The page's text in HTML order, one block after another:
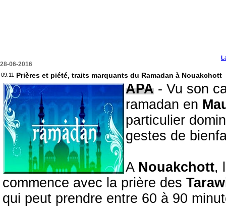
28-06-2016
09:11 Prières et piété, traits marquants du Ramadan à Nouakchott
APA - Vu son
ramadan en
particulier
gestes de
A Nouakchott,
commence avec la prière des
qui peut prendre entre 60 à 90